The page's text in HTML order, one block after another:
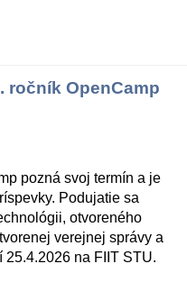
ročník OpenCamp
pozná svoj termín a je
Podujatie sa
otvoreného
verejnej správy a
na FIIT STU.